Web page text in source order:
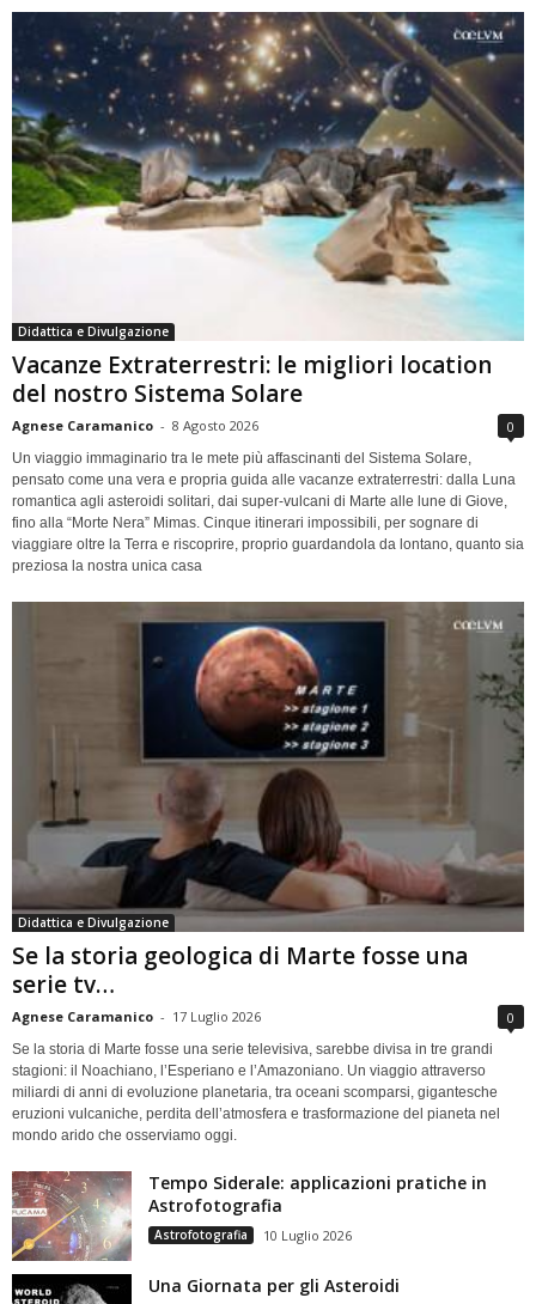
Didattica e Divulgazione
Vacanze Extraterrestri: le migliori location
del nostro Sistema Solare
Agnese Caramanico - 8 Agosto 2026 0
Un viaggio immaginario tra le mete più affascinanti del Sistema Solare,
pensato come una vera e propria guida alle vacanze extraterrestri: dalla Luna
romantica agli asteroidi solitari, dai super-vulcani di Marte alle lune di Giove,
fino alla “Morte Nera” Mimas. Cinque itinerari impossibili, per sognare di
viaggiare oltre la Terra e riscoprire, proprio guardandola da lontano, quanto sia
preziosa la nostra unica casa
Didattica e Divulgazione
Se la storia geologica di Marte fosse una
serie tv…
Agnese Caramanico - 17 Luglio 2026 0
Se la storia di Marte fosse una serie televisiva, sarebbe divisa in tre grandi
stagioni: il Noachiano, l’Esperiano e l’Amazoniano. Un viaggio attraverso
miliardi di anni di evoluzione planetaria, tra oceani scomparsi, gigantesche
eruzioni vulcaniche, perdita dell’atmosfera e trasformazione del pianeta nel
mondo arido che osserviamo oggi.
Tempo Siderale: applicazioni pratiche in
Astrofotografia
Astrofotografia 10 Luglio 2026
Una Giornata per gli Asteroidi